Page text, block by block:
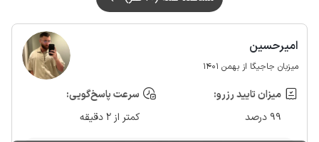
امیرحسین
میزبان جاجیگا از بهمن 1401
میزان تایید رزرو:
99 درصد
سرعت پاسخ‌گویی:
کمتر از 2 دقیقه